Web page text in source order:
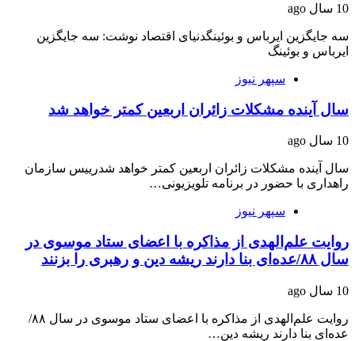
10 سال ago
سه جایگزین ایرباس و بوئینگدنیای اقتصاد نوشت: سه جایگزین
ایرباس و بوئینگ
سپهر نیوز
سال آینده مشکلات زائران اربعین کمتر خواهد شد
10 سال ago
سال آینده مشکلات زائران اربعین کمتر خواهد شدرییس سازمان
راهداری با حضور در برنامه تلویزیونی…
سپهر نیوز
روایت علم‌الهدی از مذاکره با اعضای ستاد موسوی در
سال ۸۸/عده‌ای بنا دارند ریشه دین و رهبری را بزنند
10 سال ago
روایت علم‌الهدی از مذاکره با اعضای ستاد موسوی در سال ۸۸/
عده‌ای بنا دارند ریشه دین…